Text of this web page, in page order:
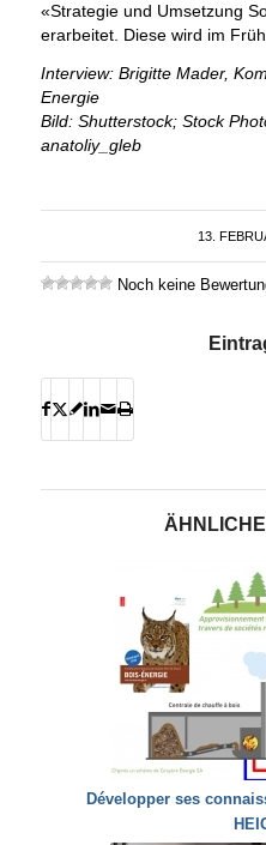
«Strategie und Umsetzung
erarbeitet. Diese wird im
Interview: Brigitte Mader,
Energie
Bild: Shutterstock; Stock
anatoliy_gleb
13. /
Noch keine
Développer ses